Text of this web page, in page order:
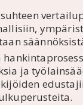
ja